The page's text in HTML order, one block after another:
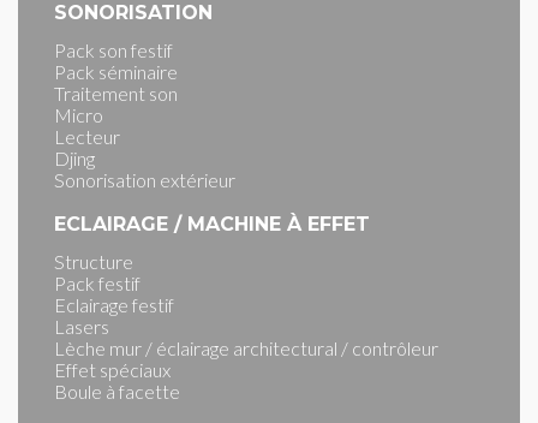
SONORISATION
Pack son festif
Pack séminaire
Traitement son
Micro
Lecteur
Djing
Sonorisation extérieur
ECLAIRAGE / MACHINE À EFFET
Structure
Pack festif
Eclairage festif
Lasers
Lèche mur / éclairage architectural / contrôleur
Effet spéciaux
Boule à facette